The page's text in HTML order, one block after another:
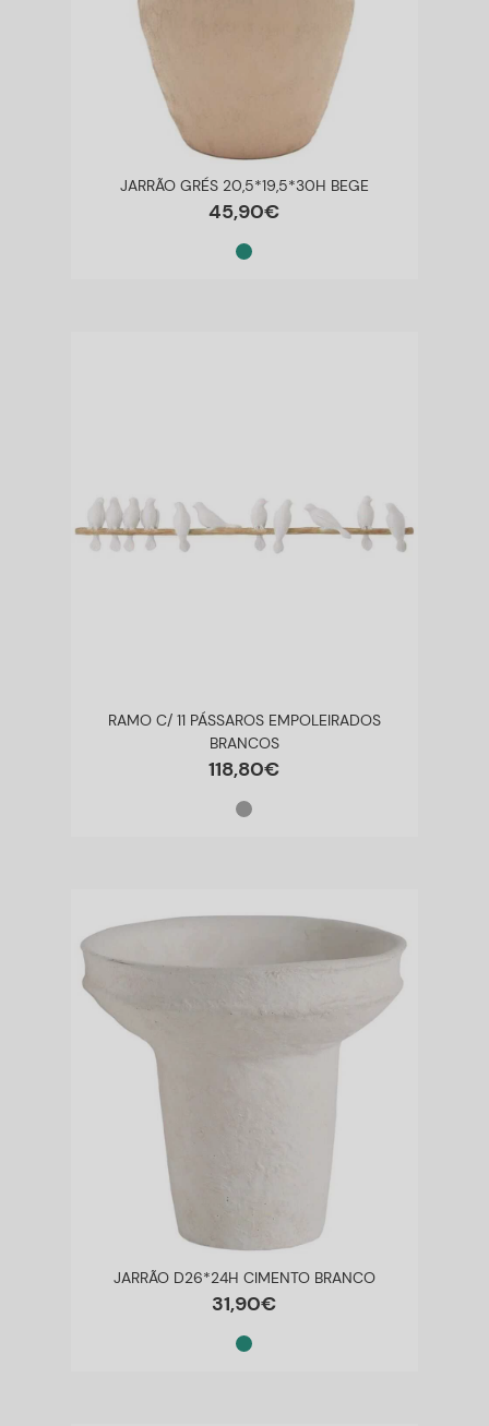
JARRÃO GRÉS 20,5*19,5*30H BEGE
45,90€
RAMO C/ 11 PÁSSAROS EMPOLEIRADOS
BRANCOS
118,80€
JARRÃO D26*24H CIMENTO BRANCO
31,90€